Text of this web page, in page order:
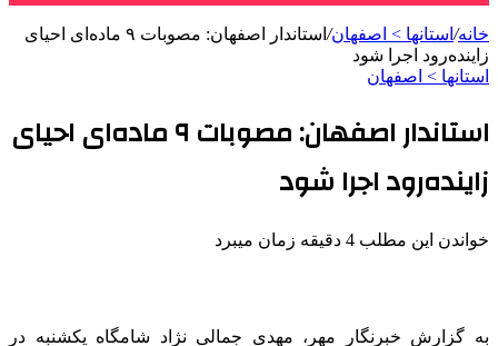
خانه/ استانها > اصفهان/
استاندار اصفهان: مصوبات ۹ ماده‌ای احیای
زاینده‌رود اجرا شود
استانها > اصفهان
استاندار اصفهان: مصوبات ۹ ماده‌ای احیای
زاینده‌رود اجرا شود
خواندن این مطلب 4 دقیقه زمان میبرد
به گزارش خبرنگار مهر، مهدی جمالی نژاد شامگاه یکشنبه در